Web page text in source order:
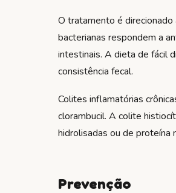
O tratamento é direcionado
bacterianas respondem a
intestinais. A dieta de fácil
consistência fecal.
Colites inflamatórias
clorambucil. A colite
hidrolisadas ou de proteína
Prevenção